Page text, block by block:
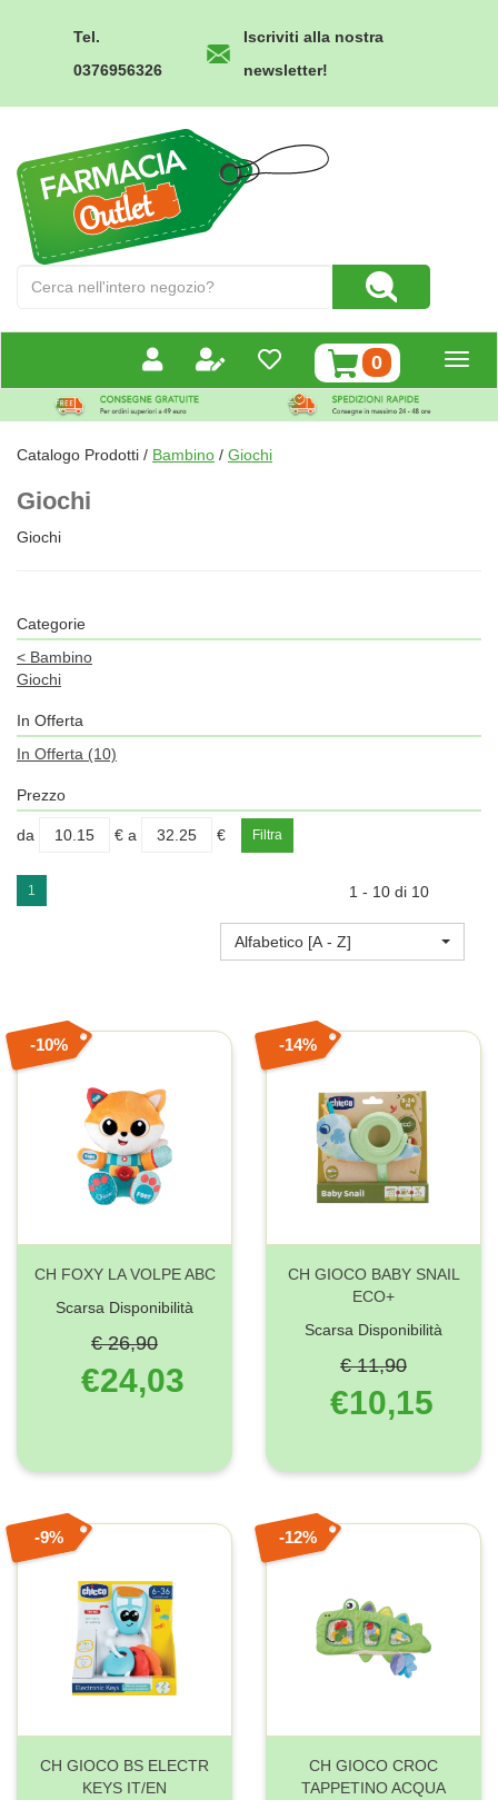
Tel.
0376956326
Iscriviti alla nostra
newsletter!
Outlet
Prodotto
Cerca Prodotto
0prodotti
inseriti
Catalogo Prodotti / Bambino / Giochi
Giochi
Giochi
Categorie
< Bambino
Giochi
In Offerta
In Offerta (10)
Prezzo
filtra
da €
filtra
a €
1 1 - 10 di 10
Alfabetico [A - Z]
CH FOXY LA VOLPE ABC
Scarsa Disponibilità
10%
€ 26,90
€24,03
CH GIOCO BABY SNAIL
ECO+
Scarsa Disponibilità
14%
€ 11,90
€10,15
CH GIOCO BS ELECTR
KEYS IT/EN
9%
CH GIOCO CROC
TAPPETINO ACQUA
12%